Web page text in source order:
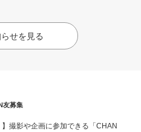
せを見る
友募集
】撮影や企画に参加できる「CHAN